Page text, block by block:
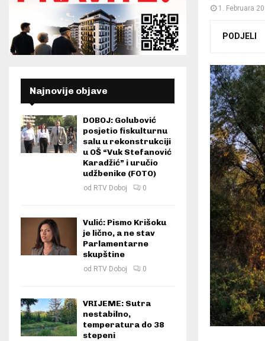
1. Februara
PODJELI
Najnovije objave
DOBOJ: Golubović
posjetio fiskulturnu
salu u rekonstrukciji
u OŠ “Vuk Stefanović
Karadžić” i uručio
udžbenike (FOTO)
od RTV Doboj 0
Vulić: Pismo Krišoku
je lično, a ne stav
Parlamentarne
skupštine
od RTV Doboj 0
VRIJEME: Sutra
nestabilno,
temperatura do 38
stepeni